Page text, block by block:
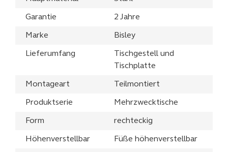
Garantie 2 Jahre
Marke Bisley
Lieferumfang
Tischgestell und
Tischplatte
Montageart Teilmontiert
Produktserie Mehrzwecktische
Form rechteckig
Höhenverstellbar Füße höhenverstellbar